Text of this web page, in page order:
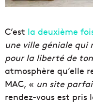
C’est la deuxième
une ville géniale qui
pour la liberté de
atmosphère qu’elle
MAC, « un site
rendez-vous est pris